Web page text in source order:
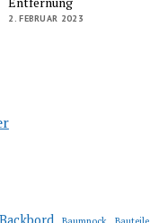
2. FEBRUAR 2023
Backbord